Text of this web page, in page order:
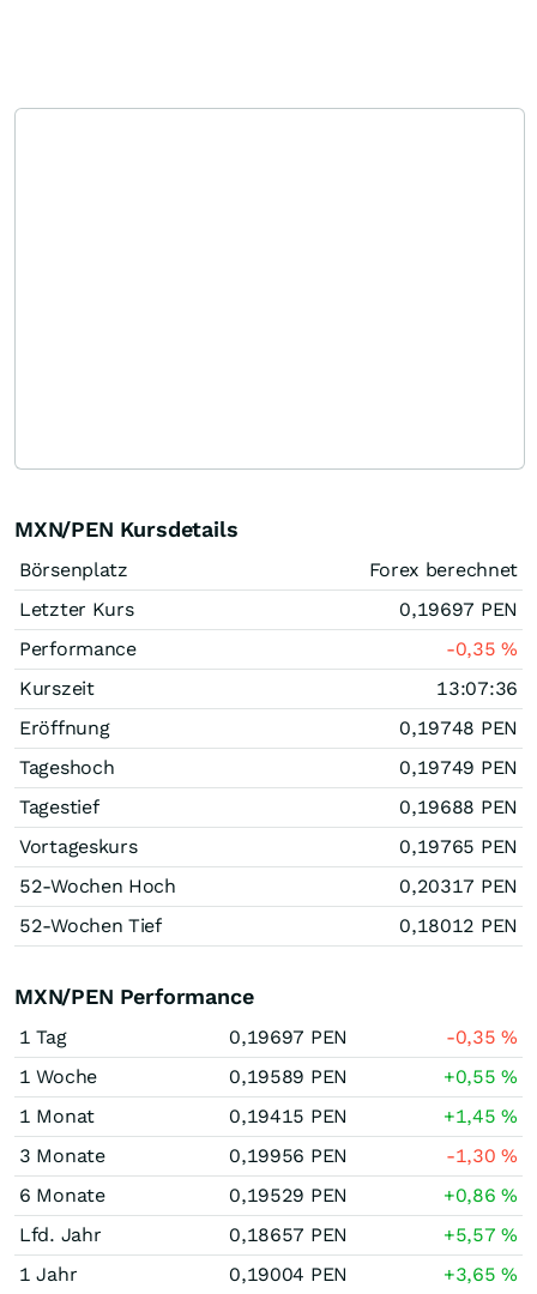
MXN/PEN Kursdetails
Börsenplatz
Forex berechnet
Letzter Kurs
0,19697 PEN
Performance
-0,35%
Kurszeit
13:07:36
Eröffnung
0,19748 PEN
Tageshoch
0,19749 PEN
Tagestief
0,19688 PEN
Vortageskurs
0,19765 PEN
52-Wochen Hoch
0,20317 PEN
52-Wochen Tief
0,18012 PEN
MXN/PEN Performance
1 Tag 0,19697 PEN -0,35%
1 Woche
0,19589 PEN +0,55%
1 Monat
0,19415 PEN +1,45%
3 Monate
0,19956 PEN -1,30%
6 Monate
0,19529 PEN +0,86%
Lfd. Jahr
0,18657 PEN +5,57%
1 Jahr
0,19004 PEN +3,65%